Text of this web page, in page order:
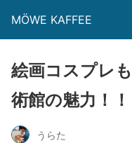
MÖWE KAFFEE
絵画コスプレ
術館の魅力！！
うらた